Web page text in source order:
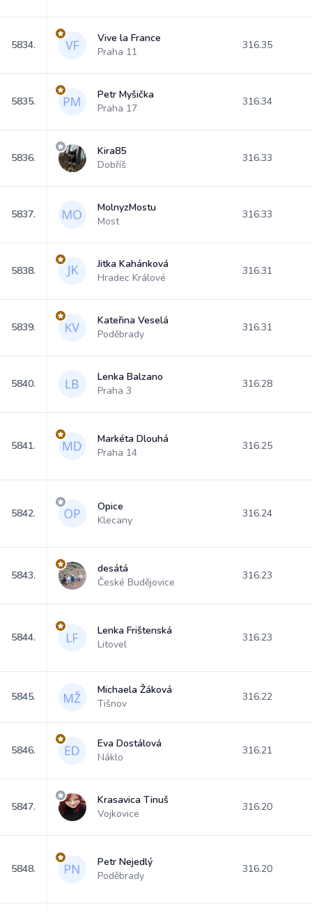
5834.
Vive la France
Praha 11
316.35
5835.
Petr Myšička
Praha 17
316.34
5836.
Kira85
Dobříš
316.33
5837.
MolnyzMostu
Most
316.33
5838.
Jitka Kahánková
Hradec Králové
316.31
5839.
Kateřina Veselá
Poděbrady
316.31
5840.
Lenka Balzano
Praha 3
316.28
5841.
Markéta Dlouhá
Praha 14
316.25
5842.
Opice
Klecany
316.24
5843.
desátá
České Budějovice
316.23
5844.
Lenka Frištenská
Litovel
316.23
5845.
Michaela Žáková
Tišnov
316.22
5846.
Eva Dostálová
Náklo
316.21
5847.
Krasavica Tinuš
Vojkovice
316.20
5848.
Petr Nejedlý
Poděbrady
316.20